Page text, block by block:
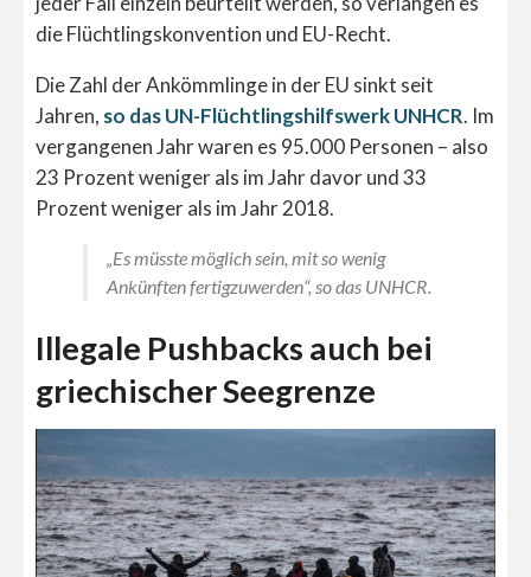
die Flüchtlingskonvention und EU-Recht.
Die Zahl der Ankömmlinge in der EU sinkt seit
Jahren, so das UN-Flüchtlingshilfswerk UNHCR. Im
vergangenen Jahr waren es 95.000 Personen – also
23 Prozent weniger als im Jahr davor und 33
Prozent weniger als im Jahr 2018.
„Es müsste möglich sein, mit so wenig
Ankünften fertigzuwerden“, so das UNHCR.
Illegale Pushbacks auch bei
griechischer Seegrenze